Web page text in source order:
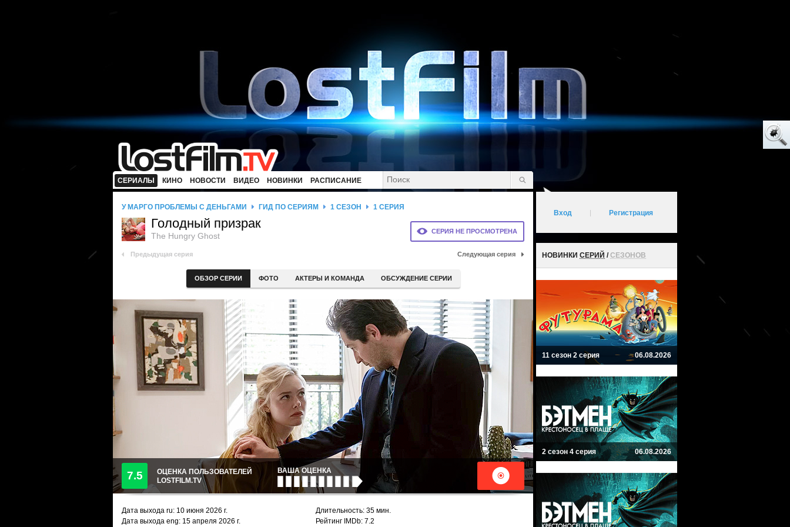
СЕРИАЛЫ КИНО НОВОСТИ ВИДЕО НОВИНКИ РАСПИСАНИЕ
СЕРИЯ НЕ ПРОСМОТРЕНА
У МАРГО ПРОБЛЕМЫ С ДЕНЬГАМИ ГИД ПО СЕРИЯМ 1 СЕЗОН 1 СЕРИЯ
Голодный призрак
The Hungry Ghost
Предыдущая серия Следующая серия
ОБЗОР СЕРИИ ФОТО АКТЕРЫ И КОМАНДА ОБСУЖДЕНИЕ СЕРИИ
7.5
ОЦЕНКА ПОЛЬЗОВАТЕЛЕЙ
LOSTFILM.TV
ВАША ОЦЕНКА
Дата выхода ru: 10 июня 2026 г.
Дата выхода eng: 15 апреля 2026 г.
Длительность: 35 мин.
Рейтинг IMDb: 7.2
Вход Регистрация
НОВИНКИ СЕРИЙ /СЕЗОНОВ
11 сезон 2 серия 06.08.2026
2 сезон 4 серия 06.08.2026